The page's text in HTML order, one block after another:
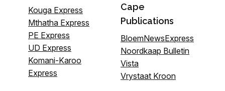
Kouga Express
Mthatha Express
PE Express
UD Express
Komani-Karoo
Express
Cape
Publications
BloemNewsExpress
Noordkaap Bulletin
Vista
Vrystaat Kroon